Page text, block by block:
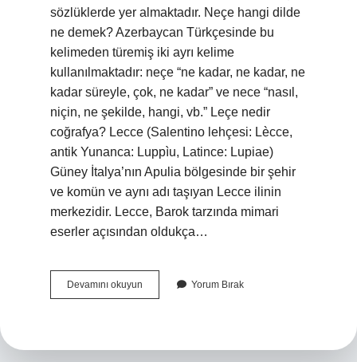
sözlüklerde yer almaktadır. Neçe hangi dilde
ne demek? Azerbaycan Türkçesinde bu
kelimeden türemiş iki ayrı kelime
kullanılmaktadır: neçe “ne kadar, ne kadar, ne
kadar süreyle, çok, ne kadar” ve nece “nasıl,
niçin, ne şekilde, hangi, vb.” Leçe nedir
coğrafya? Lecce (Salentino lehçesi: Lècce,
antik Yunanca: Luppìu, Latince: Lupiae)
Güney İtalya’nın Apulia bölgesinde bir şehir
ve komün ve aynı adı taşıyan Lecce ilinin
merkezidir. Lecce, Barok tarzında mimari
eserler açısından oldukça…
Devamını okuyun
Hangi
Yorum Bırak